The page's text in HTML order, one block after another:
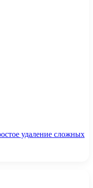
удаление сложных